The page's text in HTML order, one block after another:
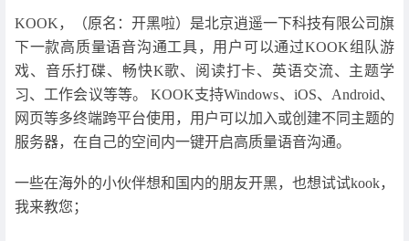
KOOK，（原名：开黑啦）是北京逍遥一下科技有限公司旗
下一款高质量语音沟通工具，用户可以通过KOOK组队游
戏、音乐打碟、畅快K歌、阅读打卡、英语交流、主题学
习、工作会议等等。 KOOK支持Windows、iOS、Android、
网页等多终端跨平台使用，用户可以加入或创建不同主题的
服务器，在自己的空间内一键开启高质量语音沟通。
一些在海外的小伙伴想和国内的朋友开黑，也想试试kook，
我来教您；